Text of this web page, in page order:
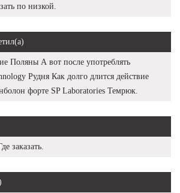
по низкой.
Поляны А вот после употреблять
Рудня Как долго длится действие
форте SP Laboratories Темрюк.
заказать.